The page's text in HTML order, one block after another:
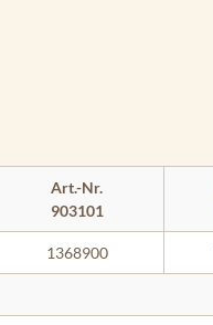
Art.-Nr.
903101
1368900